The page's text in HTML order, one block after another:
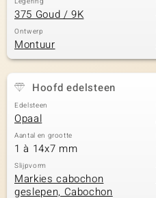
375 Goud / 9K
Ontwerp
Montuur
Hoofd edelsteen
Edelsteen
Opaal
Aantal en grootte
1 à 14x7 mm
Slijpvorm
Markies cabochon
geslepen, Cabochon